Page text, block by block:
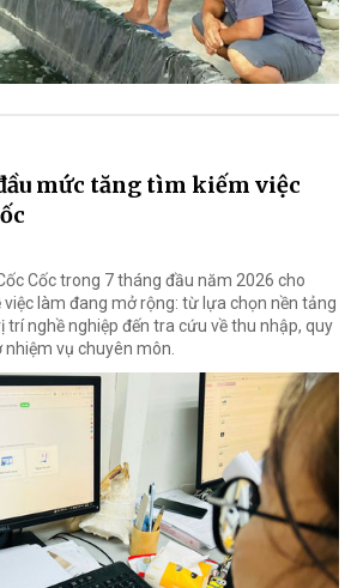
mức tăng tìm kiếm việc
Cốc trong 7 tháng đầu năm 2026 cho
làm đang mở rộng: từ lựa chọn nền tảng
trí nghề nghiệp đến tra cứu về thu nhập, quy
vụ chuyên môn.